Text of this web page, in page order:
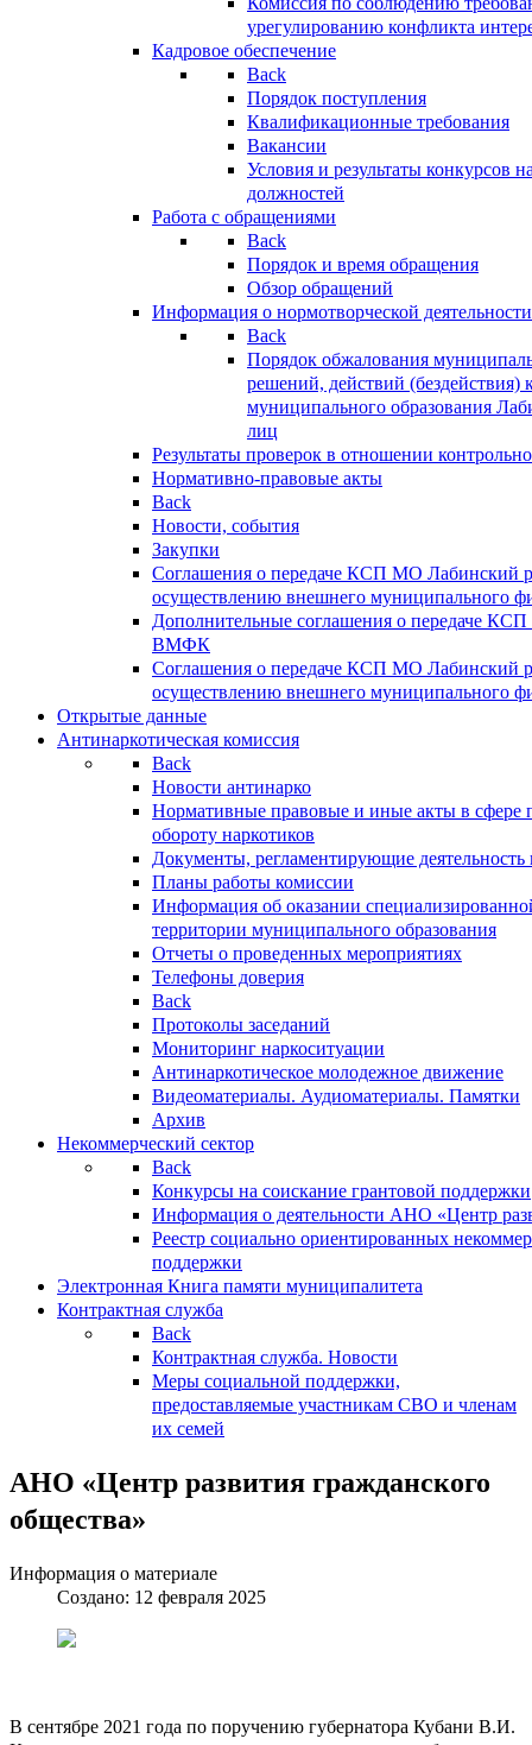
урегулированию конфликта
Кадровое обеспечение
Back
Порядок поступления
Квалификационные требования
Вакансии
Условия и результаты конкурсов
должностей
Работа с обращениями
Back
Порядок и время обращения
Обзор обращений
Информация о нормотворческой деятельности
Back
Порядок обжалования
решений, действий (бездействия)
муниципального образования
лиц
Результаты проверок в отношении
Нормативно-правовые акты
Back
Новости, события
Закупки
Соглашения о передаче КСП МО Лабинский
осуществлению внешнего муниципального
Дополнительные соглашения о передаче
ВМФК
Соглашения о передаче КСП МО Лабинский
осуществлению внешнего муниципального
Открытые данные
Антинаркотическая комиссия
Back
Новости антинарко
Нормативные правовые и иные акты в сфере
обороту наркотиков
Документы, регламентирующие деятельность
Планы работы комиссии
Информация об оказании
территории муниципального образования
Отчеты о проведенных мероприятиях
Телефоны доверия
Back
Протоколы заседаний
Мониторинг наркоситуации
Антинаркотическое молодежное движение
Видеоматериалы. Аудиоматериалы. Памятки
Архив
Некоммерческий сектор
Back
Конкурсы на соискание грантовой поддержки
Информация о деятельности АНО «Центр
Реестр социально ориентированных
поддержки
Электронная Книга памяти муниципалитета
Контрактная служба
Back
Контрактная служба. Новости
Меры социальной поддержки,
предоставляемые участникам СВО и членам
их семей
АНО «Центр развития гражданского
общества»
Информация о материале
Создано: 12 февраля 2025
В сентябре 2021 года по поручению губернатора Кубани В.И.